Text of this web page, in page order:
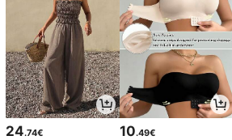
24.74€ 10.49€